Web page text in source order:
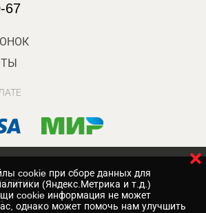
67
cookie при сборе данных для
(Яндекс.Метрика и т.д.)
cookie информация не может
однако может помочь нам улучшить